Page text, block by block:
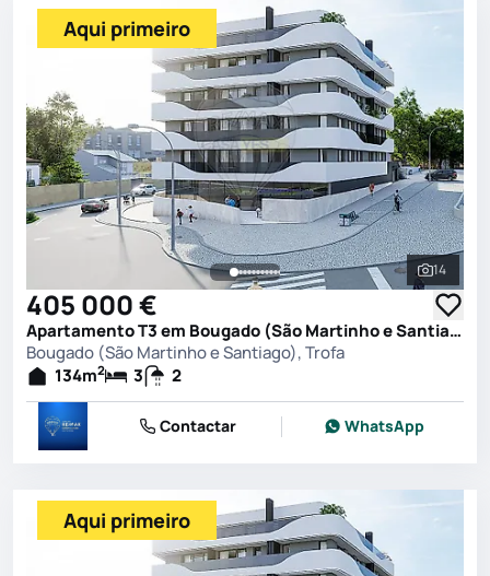
Ver
14
Aqui primeiro
405 000 €
Apartamento T3 em Bougado (São Martinho e Santiago), Trofa
Bougado (São Martinho e Santiago), Trofa
134m2 3 2
Contactar WhatsApp
Aqui primeiro